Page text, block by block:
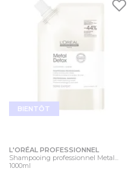
BIENTÔT
L'ORÉAL PROFESSIONNEL
Shampooing professionnel Metal...
1000ml